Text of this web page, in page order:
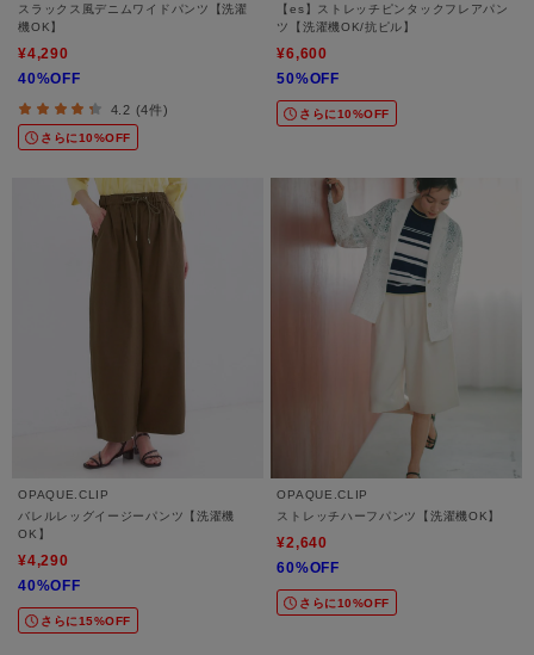
スラックス風デニムワイドパンツ【洗濯
機OK】
¥4,290
40%OFF
4.2 (4件)
さらに10%OFF
【es】ストレッチピンタックフレアパン
ツ【洗濯機OK/抗ピル】
¥6,600
50%OFF
さらに10%OFF
OPAQUE.CLIP
バレルレッグイージーパンツ【洗濯機
OK】
¥4,290
40%OFF
さらに15%OFF
OPAQUE.CLIP
ストレッチハーフパンツ【洗濯機OK】
¥2,640
60%OFF
さらに10%OFF